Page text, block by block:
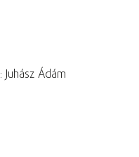
: Juhász Ádám